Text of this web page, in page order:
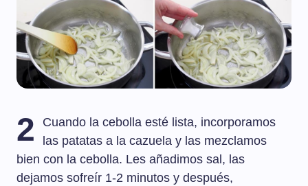
2
Cuando la cebolla esté lista, incorporamos
las patatas a la cazuela y las mezclamos
bien con la cebolla. Les añadimos sal, las
dejamos sofreír 1-2 minutos y después,